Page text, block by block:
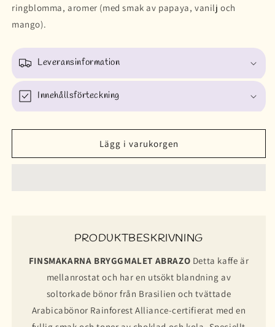
ringblomma, aromer (med smak av papaya, vanilj och
mango).
Leveransinformation
Innehållsförteckning
Lägg i varukorgen
PRODUKTBESKRIVNING
FINSMAKARNA BRYGGMALET ABRAZO Detta kaffe är
mellanrostat och har en utsökt blandning av
soltorkade bönor från Brasilien och tvättade
Arabicabönor Rainforest Alliance-certifierat med en